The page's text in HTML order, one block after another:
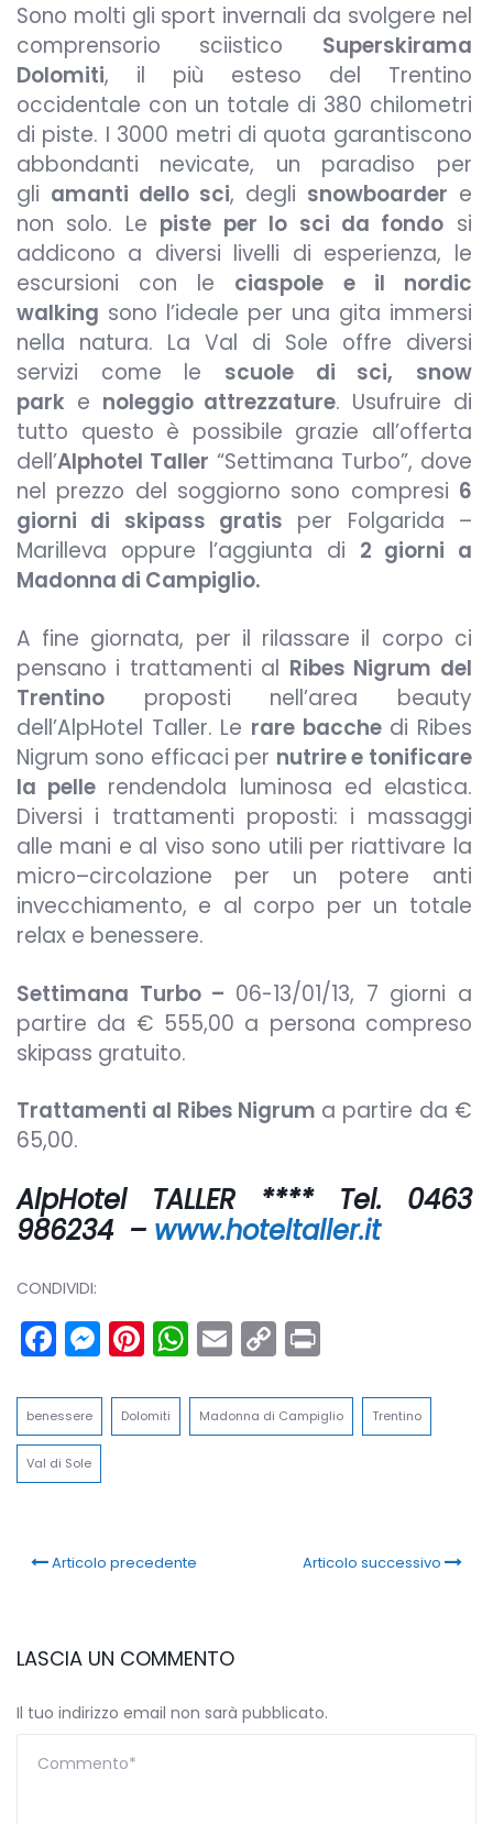
Sono molti gli sport invernali da svolgere nel
comprensorio sciistico Superskirama
Dolomiti, il più esteso del Trentino
occidentale con un totale di 380 chilometri
di piste. I 3000 metri di quota garantiscono
abbondanti nevicate, un paradiso per
gli amanti dello sci, degli snowboarder e
non solo. Le piste per lo sci da fondo si
addicono a diversi livelli di esperienza, le
escursioni con le ciaspole e il nordic
walking sono l’ideale per una gita immersi
nella natura. La Val di Sole offre diversi
servizi come le scuole di sci,
snow
park e noleggio attrezzature. Usufruire di
tutto questo è possibile grazie all’offerta
dell’Alphotel Taller “Settimana Turbo”, dove
nel prezzo del soggiorno sono compresi 6
giorni di skipass gratis per Folgarida –
Marilleva oppure l’aggiunta di 2 giorni a
Madonna di Campiglio.
A fine giornata, per il rilassare il corpo ci
pensano i trattamenti al Ribes Nigrum del
Trentino proposti nell’area beauty
dell’AlpHotel Taller. Le rare bacchedi Ribes
Nigrum sono efficaci per nutrire e tonificare
la pelle rendendola luminosa ed elastica.
Diversi i trattamenti proposti: i massaggi
alle mani e al viso sono utili per riattivare la
micro–circolazione per un potere anti
invecchiamento, e al corpo per un totale
relax e benessere.
Settimana Turbo – 06-13/01/13, 7 giorni a
partire da € 555,00 a persona compreso
skipass gratuito.
Trattamenti al Ribes Nigrum a partire da €
65,00.
AlpHotel TALLER ****Tel. 0463
986234 – www.hoteltaller.it
CONDIVIDI:
Facebook
Messenger
Pinterest
WhatsApp
Email
Copy
Link
benessere Dolomiti Madonna di Campiglio Trentino
Val di Sole
Articolo precedente Articolo successivo
LASCIA UN COMMENTO
Il tuo indirizzo email non sarà pubblicato.